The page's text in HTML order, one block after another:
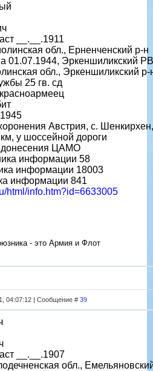
__.__.1911
обл., Ерненченский р-н
01.07.1944, Эркеншиликский
обл., Эркеншиликский р-
25 гв. сд
Австрия, с. Шенкирхен,
у шоссейной дороги
донесения ЦАМО
информации 58
информации 18003
информации 841
html/info.htm?id=6633005
- это Армия и Флот
04:07:12 | Сообщение # 39
__.__.1907
обл.,